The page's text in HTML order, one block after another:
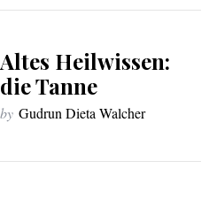
Altes Heilwissen:
die Tanne
by Gudrun Dieta Walcher